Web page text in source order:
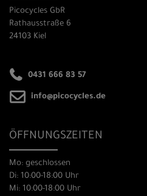
Picocycles GbR
Rathausstraße 6
24103 Kiel
0431 666 83 57
info@picocycles.de
ÖFFNUNGSZEITEN
Mo: geschlossen
Di: 10:00-18:00 Uhr
Mi: 10:00-18:00 Uhr